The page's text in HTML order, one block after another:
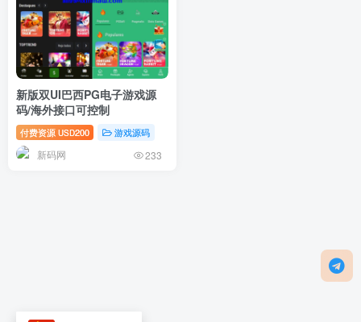
新版双UI巴西PG电子游戏源
码/海外接口可控制
付费资源 USD200 游戏源码
新码网 233